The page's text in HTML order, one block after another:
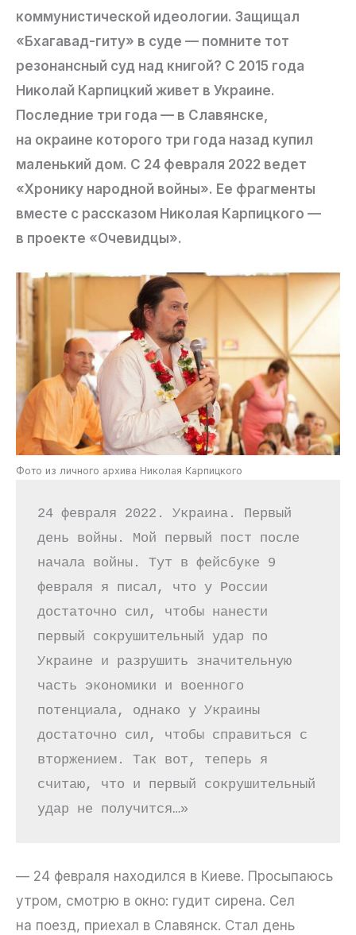
коммунистической идеологии. Защищал
«Бхагавад-гиту» в суде — помните тот
резонансный суд над книгой? С 2015 года
Николай Карпицкий живет в Украине.
Последние три года — в Славянске,
на окраине которого три года назад купил
маленький дом. С 24 февраля 2022 ведет
«Хронику народной войны». Ее фрагменты
вместе с рассказом Николая Карпицкого —
в проекте «Очевидцы».
Фото из личного архива Николая Карпицкого
24 февраля 2022. Украина. Первый
день войны. Мой первый пост после
начала войны. Тут в фейсбуке 9
февраля я писал, что у России
достаточно сил, чтобы нанести
первый сокрушительный удар по
Украине и разрушить значительную
часть экономики и военного
потенциала, однако у Украины
достаточно сил, чтобы справиться с
вторжением. Так вот, теперь я
считаю, что и первый сокрушительный
удар не получится…»
— 24 февраля находился в Киеве. Просыпаюсь
утром, смотрю в окно: гудит сирена. Сел
на поезд, приехал в Славянск. Стал день